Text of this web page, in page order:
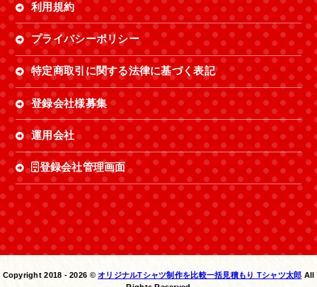
利用規約
プライバシーポリシー
特定商取引に関する法律に基づく表記
登録会社様募集
運用会社
登録会社管理画面
Copyright 2018 -2026 ©オリジナルTシャツ制作を比較一括見積もり Tシャツ太郎 All